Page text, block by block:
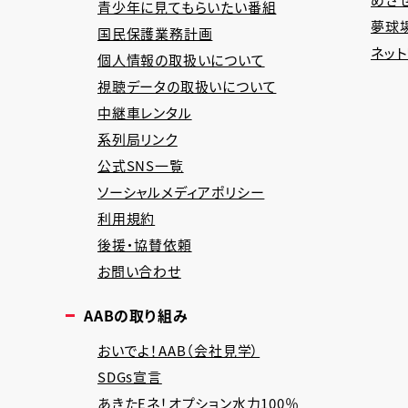
青少年に見てもらいたい番組
国民保護業務計画
個人情報の取扱いについて
視聴データの取扱いについて
中継車レンタル
系列局リンク
公式SNS一覧
ソーシャルメディアポリシー
利用規約
後援・協賛依頼
お問い合わせ
夢球
ネッ
AABの取り組み
おいでよ！AAB（会社見学）
SDGs宣言
あきたEネ！オプション水力100％